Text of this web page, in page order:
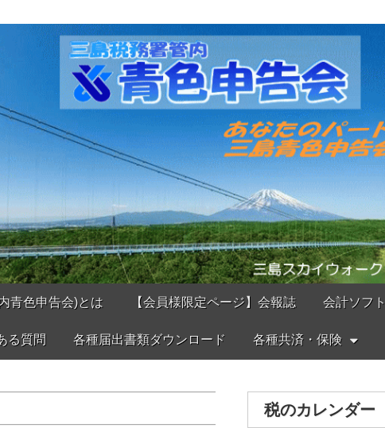
青色申告会)とは 【会員様限定ページ】会報誌 会計ソフト
る質問 各種届出書類ダウンロード 各種共済・保険
税のカレンダー